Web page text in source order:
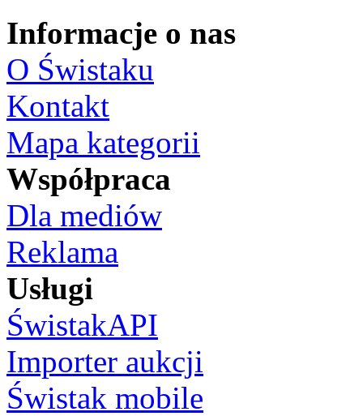
Informacje o nas
O Świstaku
Kontakt
Mapa kategorii
Współpraca
Dla mediów
Reklama
Usługi
ŚwistakAPI
Importer aukcji
Świstak mobile